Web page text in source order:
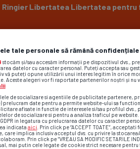
Ringier Libertatea Libertatea pentru
Decizia ONJN nr. 2304/29.10.2018.
interzise minorilor.
foloseste cookies. Află mai multe
tale personale să rămână confidențiale
stocăm și/sau accesăm informații pe dispozitivul dvs.,
datelor cu caracter personal. Puteți accepta sau
vă puteți opune utilizării unui interes legitim în orice
Aceste alegeri vor fi raportate partenerilor noștri și nu
de socializare si agentiile de publicitate partenere,
prelucram date pentru a permite website-ului sa
afisate in functie de interesele si/sau profilul dvs.,
de socializare si pentru a analiza traficul pe
in legatura cu prelucrarea datelor cu caracter
indicata aici . Prin click pe “ACCEPT TOATE”,
care implica inclusiv acceptul dvs. cu privire la
Prin click pe “VREAU SA MODIFIC SETARILE
mai putin cele legate de cookie strict necesare